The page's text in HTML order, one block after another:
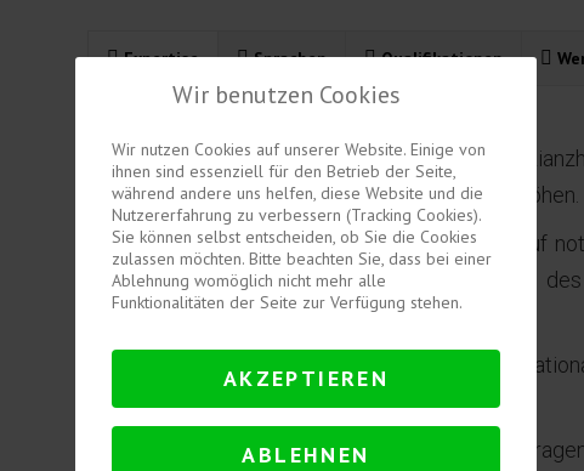
Expertise Sprachen Qualifikationen
Im Bereich Banking & Finance unterstützt
Großprojekten mit Kreditvolumen in Milliardenhöhen.
Sie berät chinesische Banken auch in Bezug auf
über große Berufserfahrung im Bereich
Zwangsliquidation.
Chinesisches Gesellschaftsrecht und
Kerngebieten.
Auch vermögende Privatpersonen berät sie in
Wir benutzen Cookies
Wir nutzen Cookies auf unserer Website. Einige von
ihnen sind essenziell für den Betrieb der Seite,
während andere uns helfen, diese Website und die
Nutzererfahrung zu verbessern (Tracking Cookies).
Sie können selbst entscheiden, ob Sie die Cookies
zulassen möchten. Bitte beachten Sie, dass bei einer
Ablehnung womöglich nicht mehr alle
Funktionalitäten der Seite zur Verfügung stehen.
AKZEPTIEREN
ABLEHNEN